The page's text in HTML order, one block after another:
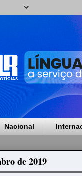
Nacional
de 2019